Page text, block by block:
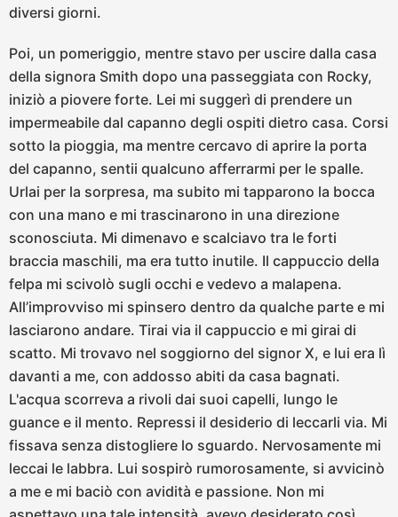
diversi giorni.
Poi, un pomeriggio, mentre stavo per uscire dalla casa
della signora Smith dopo una passeggiata con Rocky,
iniziò a piovere forte. Lei mi suggerì di prendere un
impermeabile dal capanno degli ospiti dietro casa. Corsi
sotto la pioggia, ma mentre cercavo di aprire la porta
del capanno, sentii qualcuno afferrarmi per le spalle.
Urlai per la sorpresa, ma subito mi tapparono la bocca
con una mano e mi trascinarono in una direzione
sconosciuta. Mi dimenavo e scalciavo tra le forti
braccia maschili, ma era tutto inutile. Il cappuccio della
felpa mi scivolò sugli occhi e vedevo a malapena.
All’improvviso mi spinsero dentro da qualche parte e mi
lasciarono andare. Tirai via il cappuccio e mi girai di
scatto. Mi trovavo nel soggiorno del signor X, e lui era lì
davanti a me, con addosso abiti da casa bagnati.
L'acqua scorreva a rivoli dai suoi capelli, lungo le
guance e il mento. Repressi il desiderio di leccarli via. Mi
fissava senza distogliere lo sguardo. Nervosamente mi
leccai le labbra. Lui sospirò rumorosamente, si avvicinò
a me e mi baciò con avidità e passione. Non mi